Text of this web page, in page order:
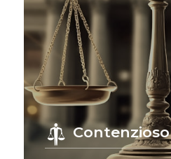
Contenzioso